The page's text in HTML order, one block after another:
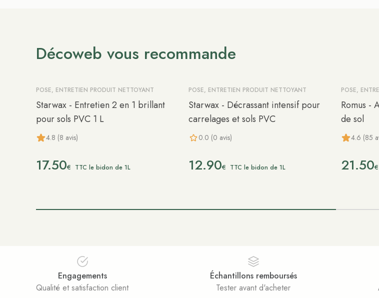
Décoweb vous recommande
POSE, ENTRETIEN PRODUIT NETTOYANT
Starwax - Entretien 2 en 1 brillant
pour sols PVC 1 L
4.8 (8 avis)
17.50€ TTC le bidon de 1L
POSE, ENTRETIEN PRODUIT NETTOYANT
Starwax - Décrassant intensif pour
carrelages et sols PVC
0.0 (0 avis)
12.90€ TTC le bidon de 1L
POSE,
Romus -
de sol
4.6 (85
21.50€
Engagements
Qualité et satisfaction client
Échantillons remboursés
Tester avant d'acheter